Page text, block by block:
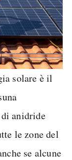
solare è il
anidride
le zone del
se alcune